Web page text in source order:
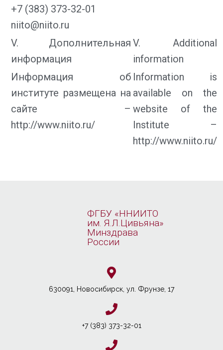
+7 (383) 373-32-01
niito@niito.ru
V. Дополнительная
информация
V. Additional
information
Информация об
институте размещена на
сайте –
http://www.niito.ru/
Information is
available on the
website of the
Institute –
http://www.niito.ru/
ФГБУ «ННИИТО
им. Я.Л.Цивьяна»
Минздрава
России
630091, Новосибирcк, ул. Фрунзе, 17
+7 (383) 373-32-01